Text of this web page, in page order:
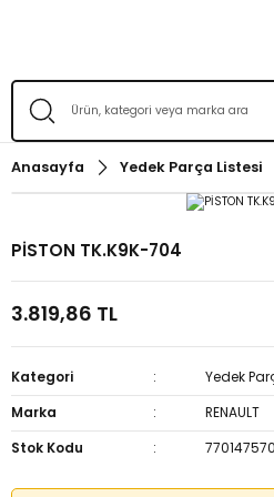
Anasayfa Yedek Parça Listesi
PİSTON TK.K9K-704
3.819,86 TL
Kategori
Yedek
Marka
RENAULT
Stok Kodu